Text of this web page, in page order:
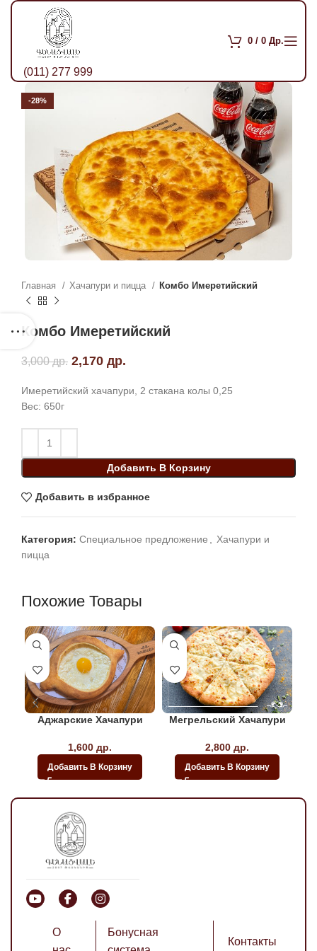
(011) 277 999
0 / 0 Др.
-28%
Главная Хачапури и пицца Комбо Имеретийский
Комбо Имеретийский
3,000др. Первоначальная цена составляла
2,170 др.
Имеретийский хачапури, 2 стакана колы 0,25
Вес: 650г
Добавить В Корзину
Добавить в избранное
Категория: Специальное предложение
Хачапури и
пицца
Похожие Товары
Аджарские Хачапури
1,600 др.
Добавить В Корзину
Мегрельский Хачапури
2,800 др.
Добавить В Корзину
О
Бонусная
Контакты